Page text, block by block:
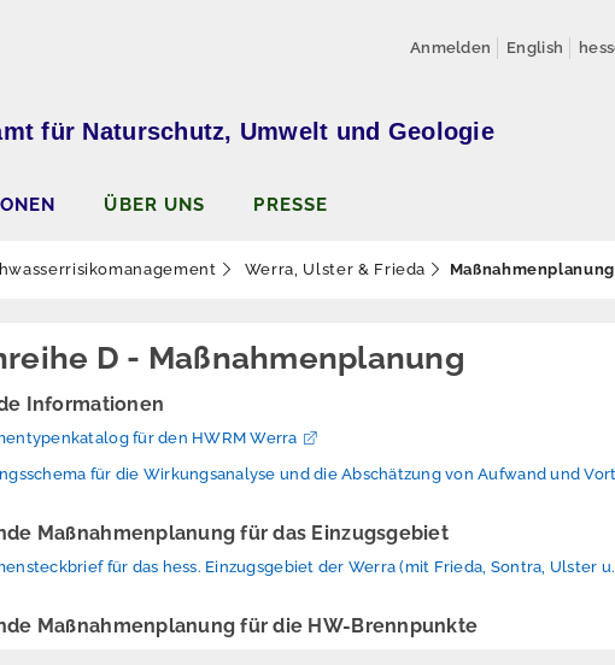
Anmelden English
für Naturschutz, Umwelt und Geologie
ÜBER UNS PRESSE
Werra, Ulster & Frieda Maßnahmenplanung
D - Maßnahmenplanung
Informationen
für den HWRM Werra
für die Wirkungsanalyse und die Abschätzung von Aufwand und
Maßnahmenplanung für das Einzugsgebiet
für das hess. Einzugsgebiet der Werra (mit Frieda, Sontra, Ulster
Maßnahmenplanung für die HW-Brennpunkte